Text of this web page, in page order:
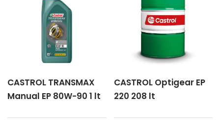
CASTROL TRANSMAX
Manual EP 80W-90 1 lt
CASTROL Optigear EP
220 208 lt